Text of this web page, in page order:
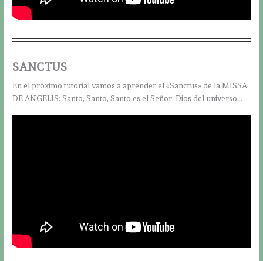
SANCTUS
En el próximo tutorial vamos a aprender el «Sanctus» de la MISSA
DE ANGELIS: Santo, Santo, Santo es el Señor, Dios del universo…